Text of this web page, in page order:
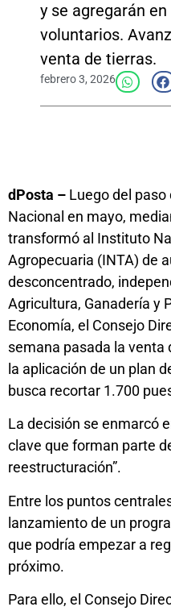
y se agregarán
voluntarios.
venta de tierras.
febrero 3, 2026
dPosta – Luego del paso
Nacional en mayo,
transformó al Instituto
Agropecuaria (INTA) de
desconcentrado,
Agricultura, Ganadería y
Economía, el Consejo
semana pasada la venta
la aplicación de un plan
busca recortar 1.700
La decisión se enmarcó
clave que forman parte
reestructuración”.
Entre los puntos
lanzamiento de un
que podría empezar a
próximo.
Para ello, el Consejo